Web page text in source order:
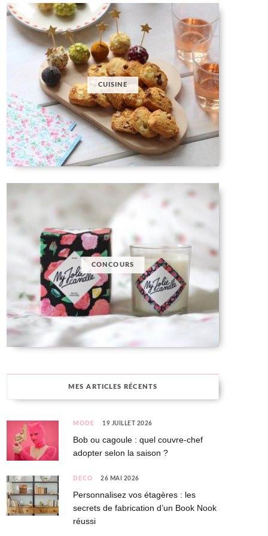
CUISINE
CONCOURS
MES ARTICLES RÉCENTS
MODE 19 JUILLET 2026
Bob ou cagoule : quel couvre-chef
adopter selon la saison ?
DÉCO 26 MAI 2026
Personnalisez vos étagères : les
secrets de fabrication d’un Book Nook
réussi